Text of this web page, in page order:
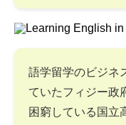
語学留学のビジネ
ていたフィジー政
困窮している国立